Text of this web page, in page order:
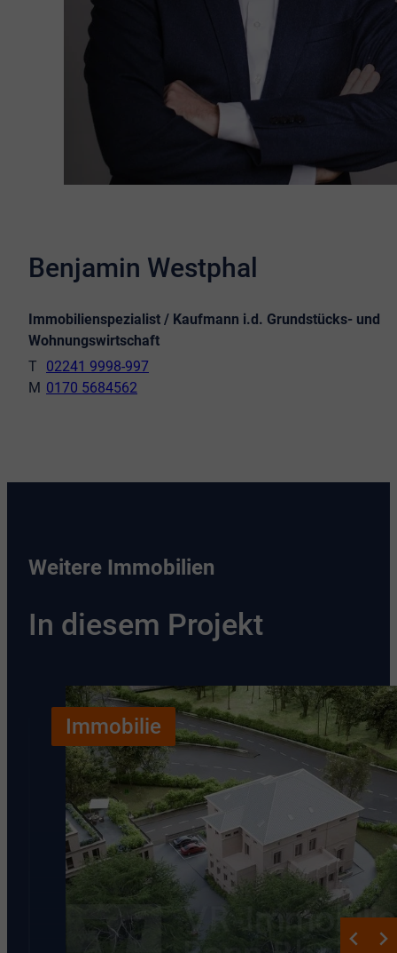
Benjamin Westphal
Immobilienspezialist / Kaufmann i.d. Grundstücks- und
Wohnungswirtschaft
02241 9998-997
0170 5684562
Weitere Immobilien
In diesem Projekt
Immobilie